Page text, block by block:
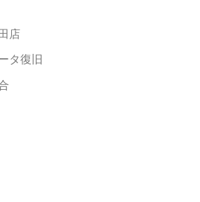
店
タ復旧